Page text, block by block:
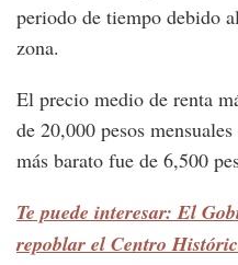
periodo de tiempo debido
zona.
El precio medio de renta
de 20,000 pesos
más barato fue de 6,500
Te puede interesar: El
repoblar el Centro